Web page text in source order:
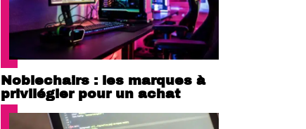
Noblechairs : les marques à
privilégier pour un achat